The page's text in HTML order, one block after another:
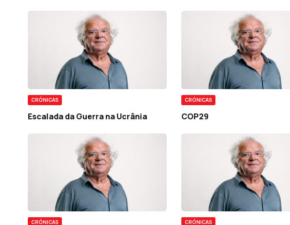
CRÓNICAS
Escalada da Guerra na Ucrânia
CRÓNICAS
COP29
CRÓNICAS CRÓNICAS